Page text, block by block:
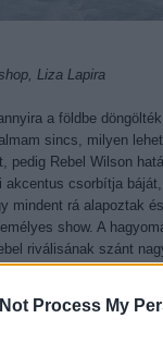
Process My
Liza Lapira
a földbe
sincs, milyen
pedig Rebel Wilson
csorbítja
mindent rá alapoztak
show. A
riválisának szánt
pedig csak
egyik kedvenc